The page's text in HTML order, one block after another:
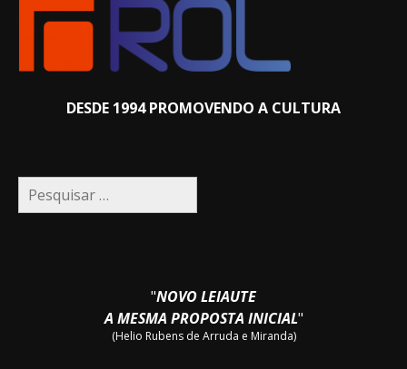
DESDE 1994 PROMOVENDO A CULTURA
Pesquisar
por:
"NOVO LEIAUTE
A MESMA PROPOSTA INICIAL"
(Helio Rubens de Arruda e Miranda)